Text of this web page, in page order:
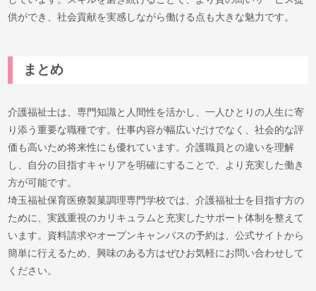
供ができ、社会貢献を実感しながら働ける点も大きな魅力です。
まとめ
介護福祉士は、専門知識と人間性を活かし、一人ひとりの人生に寄
り添う重要な職種です。仕事内容が幅広いだけでなく、社会的な評
価も高いため将来性にも優れています。介護職員との違いを理解
し、自分の目指すキャリアを明確にすることで、より充実した働き
方が可能です。
埼玉福祉保育医療製菓調理専門学校では、介護福祉士を目指す方の
ために、実践重視のカリキュラムと充実したサポート体制を整えて
います。資料請求やオープンキャンパスの予約は、公式サイトから
簡単に行えるため、興味のある方はぜひお気軽にお問い合わせして
ください。